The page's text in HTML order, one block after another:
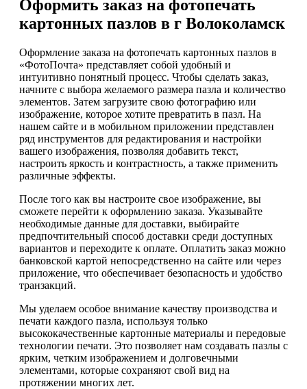
Оформить заказ на фотопечать
картонных пазлов в г Волоколамск
Оформление заказа на фотопечать картонных пазлов в
«ФотоПочта» представляет собой удобный и
интуитивно понятный процесс. Чтобы сделать заказ,
начните с выбора желаемого размера пазла и количество
элементов. Затем загрузите свою фотографию или
изображение, которое хотите превратить в пазл. На
нашем сайте и в мобильном приложении представлен
ряд инструментов для редактирования и настройки
вашего изображения, позволяя добавить текст,
настроить яркость и контрастность, а также применить
различные эффекты.
После того как вы настроите свое изображение, вы
сможете перейти к оформлению заказа. Указывайте
необходимые данные для доставки, выбирайте
предпочтительный способ доставки среди доступных
вариантов и переходите к оплате. Оплатить заказ можно
банковской картой непосредственно на сайте или через
приложение, что обеспечивает безопасность и удобство
транзакций.
Мы уделаем особое внимание качеству производства и
печати каждого пазла, используя только
высококачественные картонные материалы и передовые
технологии печати. Это позволяет нам создавать пазлы с
ярким, четким изображением и долговечными
элементами, которые сохраняют свой вид на
протяжении многих лет.